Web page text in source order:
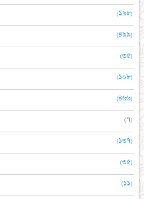
(১৯৮)
(৪৯৯)
(৩৫)
(১০৮)
(৪৬৬)
(৭)
(১৩৭)
(৩৫)
(১১)